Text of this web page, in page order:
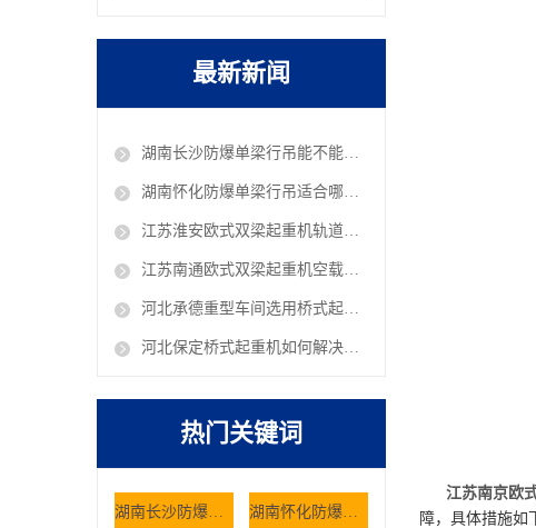
最新新闻
湖南长沙防爆单梁行吊能不能在油库车间作业
湖南怀化防爆单梁行吊适合哪些危险工况使用
江苏淮安欧式双梁起重机轨道铺设有哪些规范 欧式行吊厂家
江苏南通欧式双梁起重机空载抖动是什么原因 欧式行吊厂家
河北承德重型车间选用桥式起重机有哪些核心考量因素
河北保定桥式起重机如何解决仓储大件货物的搬运难题
热门关键词
湖南长沙防爆单梁行吊能不能在油库车间作业 湖南怀化防爆单梁行吊适合哪些危险工况使用
江苏南京欧
障，具体措施如